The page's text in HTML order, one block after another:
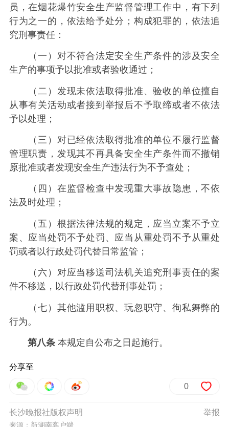
员，在烟花爆竹安全生产监督管理工作中，有下列
行为之一的，依法给予处分；构成犯罪的，依法追
究刑事责任：
（一）对不符合法定安全生产条件的涉及安全
生产的事项予以批准或者验收通过；
（二）发现未依法取得批准、验收的单位擅自
从事有关活动或者接到举报后不予取缔或者不依法
予以处理；
（三）对已经依法取得批准的单位不履行监督
管理职责，发现其不再具备安全生产条件而不撤销
原批准或者发现安全生产违法行为不予查处；
（四）在监督检查中发现重大事故隐患，不依
法及时处理；
（五）根据法律法规的规定，应当立案不予立
案、应当处罚不予处罚、应当从重处罚不予从重处
罚或者以行政处罚代替日常监管；
（六）对应当移送司法机关追究刑事责任的案
件不移送，以行政处罚代替刑事处罚；
（七）其他滥用职权、玩忽职守、徇私舞弊的
行为。
第八条本规定自公布之日起施行。
分享至
0
举报
长沙晚报社版权声明
来源：新湖南客户端